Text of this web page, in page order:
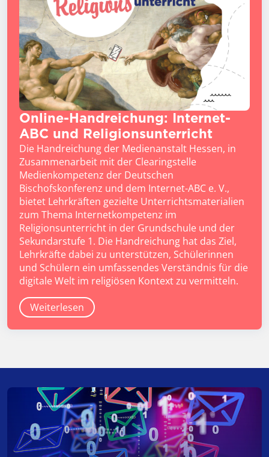
Online-Handreichung: Internet-
ABC und Religionsunterricht
Die Handreichung der Medienanstalt Hessen, in
Zusammenarbeit mit der Clearingstelle
Medienkompetenz der Deutschen
Bischofskonferenz und dem Internet-ABC e. V.,
bietet Lehrkräften gezielte Unterrichtsmaterialien
zum Thema Internetkompetenz im
Religionsunterricht in der Grundschule und der
Sekundarstufe 1. Die Handreichung hat das Ziel,
Lehrkräfte dabei zu unterstützen, Schülerinnen
und Schülern ein umfassendes Verständnis für die
digitale Welt im religiösen Kontext zu vermitteln.
Weiterlesen